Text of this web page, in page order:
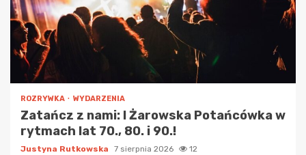
ROZRYWKA WYDARZENIA
Zatańcz z nami: I Żarowska Potańcówka w
rytmach lat 70., 80. i 90.!
Justyna Rutkowska 7 sierpnia 2026 12